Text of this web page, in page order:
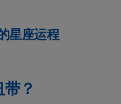
星座运程
？